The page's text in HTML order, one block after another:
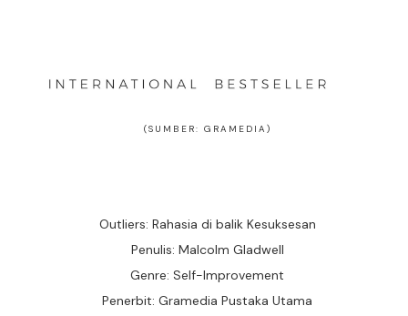
(SUMBER: GRAMEDIA)
Outliers: Rahasia di balik Kesuksesan
Penulis: Malcolm Gladwell
Genre: Self-Improvement
Penerbit: Gramedia Pustaka Utama